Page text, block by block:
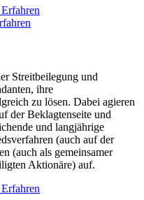
Streitbeilegung und
ihre
zu lösen. Dabei agieren
der Beklagtenseite und
und langjährige
(auch auf der
(auch als gemeinsamer
Aktionäre) auf.